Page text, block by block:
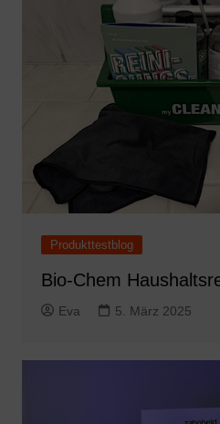
Produkttestblog
Bio-Chem
Eva 5. März 2025